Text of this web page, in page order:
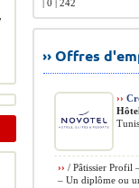
| 0 | 242
›› Offres
››
›› / Pâtissier Profil
– Un diplôme ou